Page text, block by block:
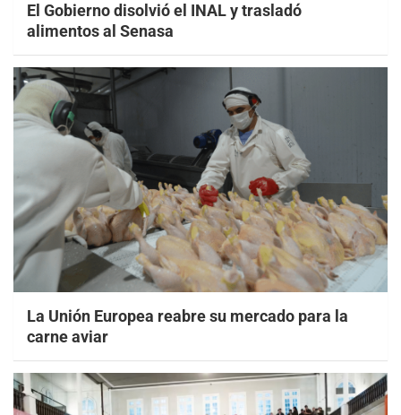
El Gobierno disolvió el INAL y trasladó
alimentos al Senasa
La Unión Europea reabre su mercado para la
carne aviar